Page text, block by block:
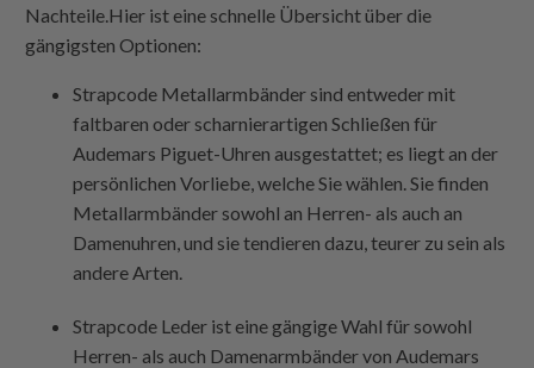
Nachteile.Hier ist eine schnelle Übersicht über die
gängigsten Optionen:
Strapcode Metallarmbänder sind entweder mit
faltbaren oder scharnierartigen Schließen für
Audemars Piguet-Uhren ausgestattet; es liegt an der
persönlichen Vorliebe, welche Sie wählen. Sie finden
Metallarmbänder sowohl an Herren- als auch an
Damenuhren, und sie tendieren dazu, teurer zu sein als
andere Arten.
Strapcode Leder ist eine gängige Wahl für sowohl
Herren- als auch Damenarmbänder von Audemars